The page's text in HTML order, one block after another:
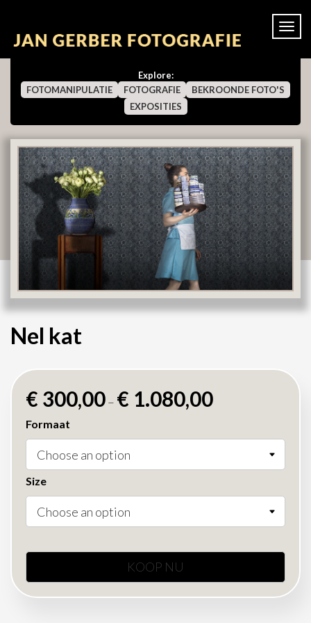
Explore:
FOTOMANIPULATIE
FOTOGRAFIE
BEKROONDE FOTO'S
EXPOSITIES
Nel kat
€ 300,00– € 1.080,00
Formaat
Size
KOOP NU